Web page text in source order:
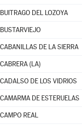
BUITRAGO DEL LOZOYA
BUSTARVIEJO
CABANILLAS DE LA SIERRA
CABRERA (LA)
CADALSO DE LOS VIDRIOS
CAMARMA DE ESTERUELAS
CAMPO REAL